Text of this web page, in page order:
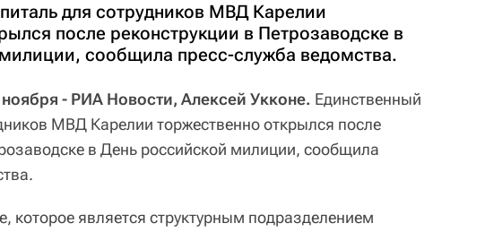
для сотрудников МВД Карелии
после реконструкции в Петрозаводске в
сообщила пресс-служба ведомства.
- РИА Новости, Алексей Укконе. Единственный
МВД Карелии торжественно открылся после
в День российской милиции, сообщила
которое является структурным подразделением